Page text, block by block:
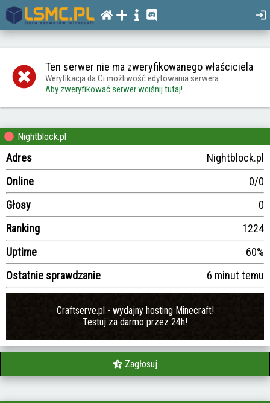
Ten serwer nie ma zweryfikowanego właściciela
Weryfikacja da Ci możliwość edytowania serwera
Aby zweryfikować serwer wciśnij tutaj!
Nightblock.pl
Adres
Nightblock.pl
Online
0/0
Głosy
0
Ranking
1224
Uptime
60%
Ostatnie sprawdzanie
6 minut temu
Craftserve.pl - wydajny hosting Minecraft!
Testuj za darmo przez 24h!
Zagłosuj